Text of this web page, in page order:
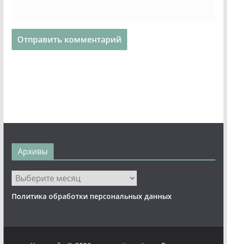
Архивы
Архивы
Политика обработки персональных данных